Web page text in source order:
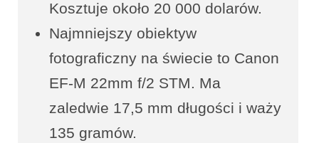
Kosztuje około 20 000 dolarów.
Najmniejszy obiektyw
fotograficzny na świecie to Canon
EF-M 22mm f/2 STM. Ma
zaledwie 17,5 mm długości i waży
135 gramów.